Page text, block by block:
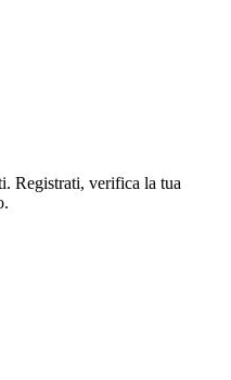
Registrati, verifica la tua